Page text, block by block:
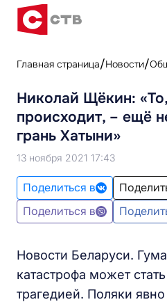
Главная страница Новости
Николай Щёкин:
происходит, – ещё
грань Хатыни»
13 ноября 2021 17:43
Поделиться в
Поделиться в
Новости Беларуси.
катастрофа может
трагедией. Поляки